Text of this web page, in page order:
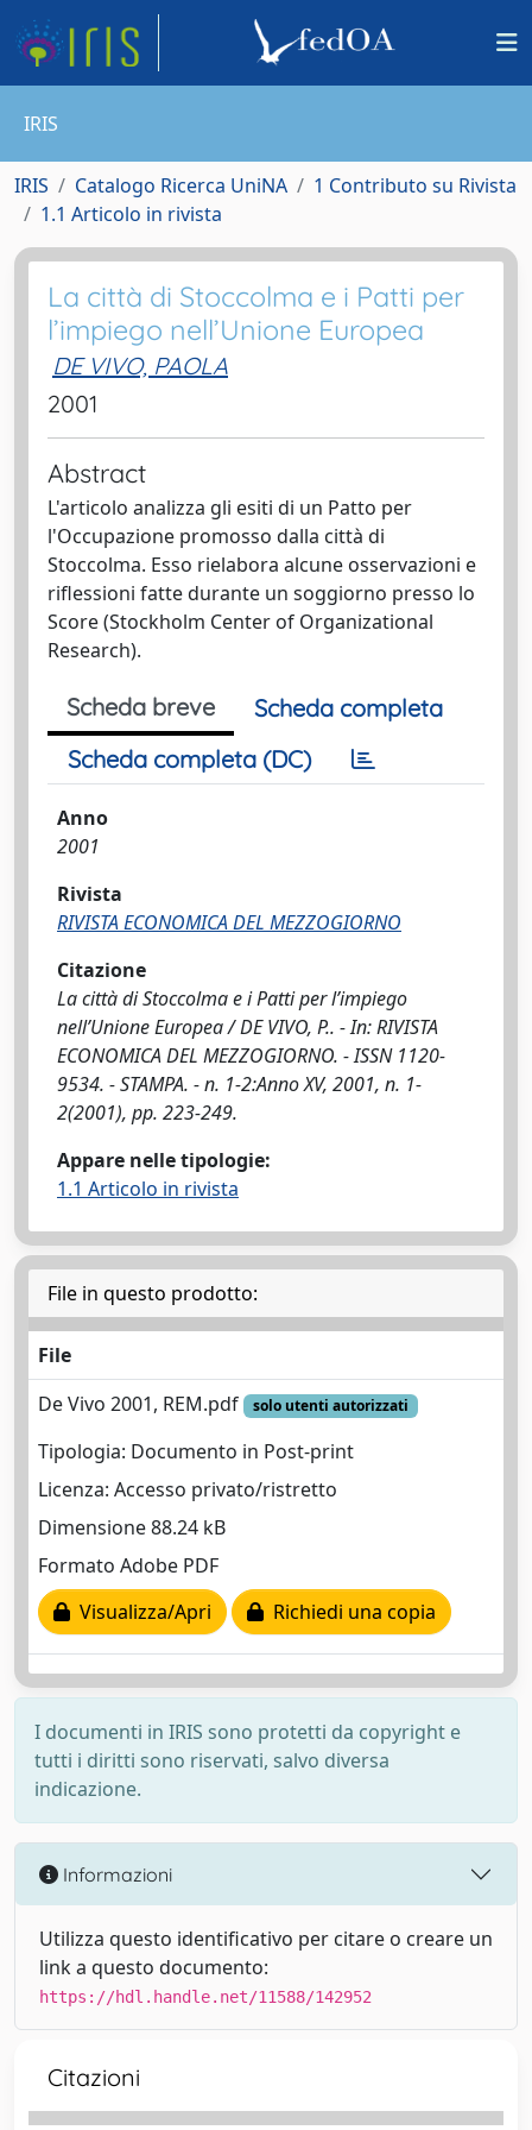
IRIS
IRIS Catalogo Ricerca UniNA
1 Contributo su Rivista
1.1 Articolo in rivista
La città di Stoccolma e i Patti per
l’impiego nell’Unione Europea
DE VIVO, PAOLA
2001
Abstract
L'articolo analizza gli esiti di un Patto per
l'Occupazione promosso dalla città di
Stoccolma. Esso rielabora alcune osservazioni e
riflessioni fatte durante un soggiorno presso lo
Score (Stockholm Center of Organizational
Research).
Scheda breve
Scheda completa
Scheda completa (DC)
Anno
2001
Rivista
RIVISTA ECONOMICA DEL MEZZOGIORNO
Citazione
La città di Stoccolma e i Patti per l’impiego
nell’Unione Europea / DE VIVO, P.. - In: RIVISTA
ECONOMICA DEL MEZZOGIORNO. - ISSN 1120-
9534. - STAMPA. - n. 1-2:Anno XV, 2001, n. 1-
2(2001), pp. 223-249.
Appare nelle tipologie:
1.1 Articolo in rivista
File in questo prodotto:
File
De Vivo 2001, REM.pdf
solo utenti autorizzati
Tipologia: Documento in Post-print
Licenza: Accesso privato/ristretto
Dimensione 88.24 kB
Formato Adobe PDF
Visualizza/Apri
Richiedi una copia
I documenti in IRIS sono protetti da copyright e
tutti i diritti sono riservati, salvo diversa
indicazione.
Informazioni
Utilizza questo identificativo per citare o creare un
link a questo documento:
https://hdl.handle.net/11588/142952
Citazioni